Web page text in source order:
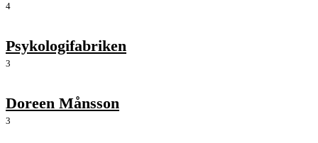
4
Psykologifabriken
3
Doreen Månsson
3